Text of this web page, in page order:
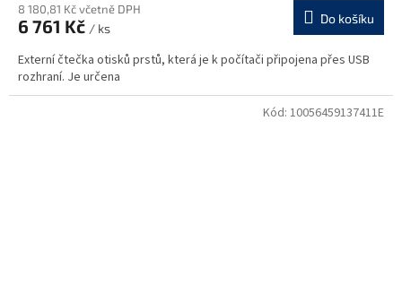
8 180,81 Kč včetně DPH
6 761 Kč / ks
Do košíku
Externí čtečka otisků prstů, která je k počítači připojena přes USB
rozhraní. Je určena
Kód: 10056459137411E